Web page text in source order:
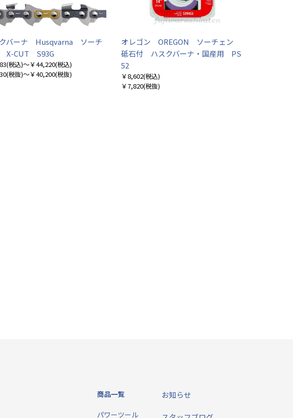
バーナ Husqvarna ソーチ
X-CUT S93G
(税込)～￥44,220(税込)
(税抜)～￥40,200(税抜)
オレゴン OREGON ソーチェン
砥石付 ハスクバーナ・国産用 PS
52
￥8,602(税込)
￥7,820(税抜)
商品一覧
パワーツール
お知らせ